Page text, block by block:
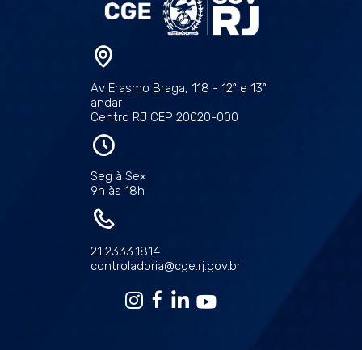
Av Erasmo Braga, 118 - 12º e 13º
andar
Centro RJ CEP 20020-000
Seg à Sex
9h às 18h
21 2333.1814
controladoria@cge.rj.gov.br